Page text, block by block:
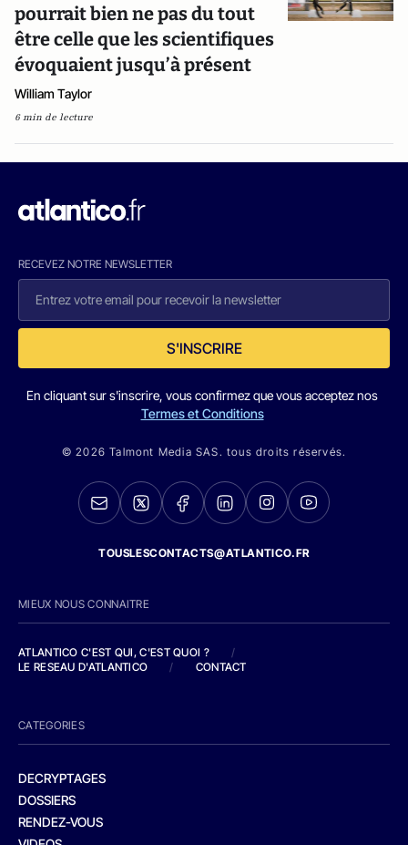
pourrait bien ne pas du tout
être celle que les scientifiques
évoquaient jusqu’à présent
William Taylor
6 min de lecture
RECEVEZ NOTRE NEWSLETTER
S'INSCRIRE
En cliquant sur s'inscrire, vous confirmez que vous acceptez nos
Termes et Conditions
© 2026 Talmont Media SAS. tous droits réservés.
TOUSLESCONTACTS@ATLANTICO.FR
MIEUX NOUS CONNAITRE
ATLANTICO C'EST QUI, C'EST QUOI ?
/
LE RESEAU D'ATLANTICO
/ CONTACT
CATEGORIES
DECRYPTAGES
DOSSIERS
RENDEZ-VOUS